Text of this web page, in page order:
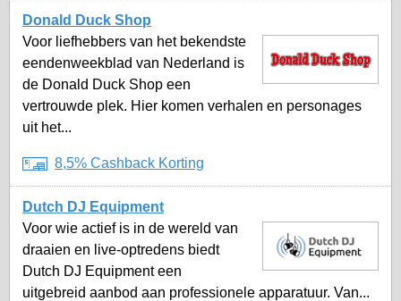
Donald Duck Shop
Voor liefhebbers van het bekendste
eendenweekblad van Nederland is
de Donald Duck Shop een
vertrouwde plek. Hier komen verhalen en personages
uit het...
8,5% Cashback Korting
Dutch DJ Equipment
Voor wie actief is in de wereld van
draaien en live-optredens biedt
Dutch DJ Equipment een
uitgebreid aanbod aan professionele apparatuur. Van...